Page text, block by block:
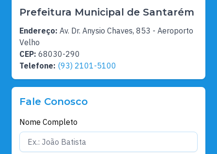
Prefeitura Municipal de Santarém
Endereço: Av. Dr. Anysio Chaves, 853 - Aeroporto
Velho
CEP: 68030-290
Telefone: (93) 2101-5100
Fale Conosco
Nome Completo